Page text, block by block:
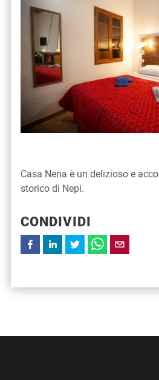
Casa Nena è un delizioso e
storico di Nepi.
CONDIVIDI